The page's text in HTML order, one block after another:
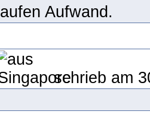
Aufwand.
schrieb am